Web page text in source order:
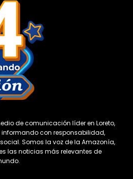
de comunicación líder en Loreto,
con responsabilidad,
Somos la voz de la Amazonía,
las noticias más relevantes de